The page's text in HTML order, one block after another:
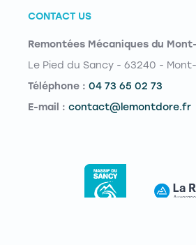
CONTACT US
Remontées Mécaniques du
Le Pied du Sancy - 63240 -
Téléphone : 04 73 65 02 73
E-mail : contact@lemontdore.fr